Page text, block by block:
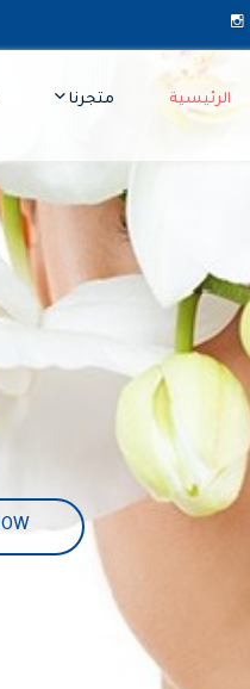
الرئيسية متجرنا